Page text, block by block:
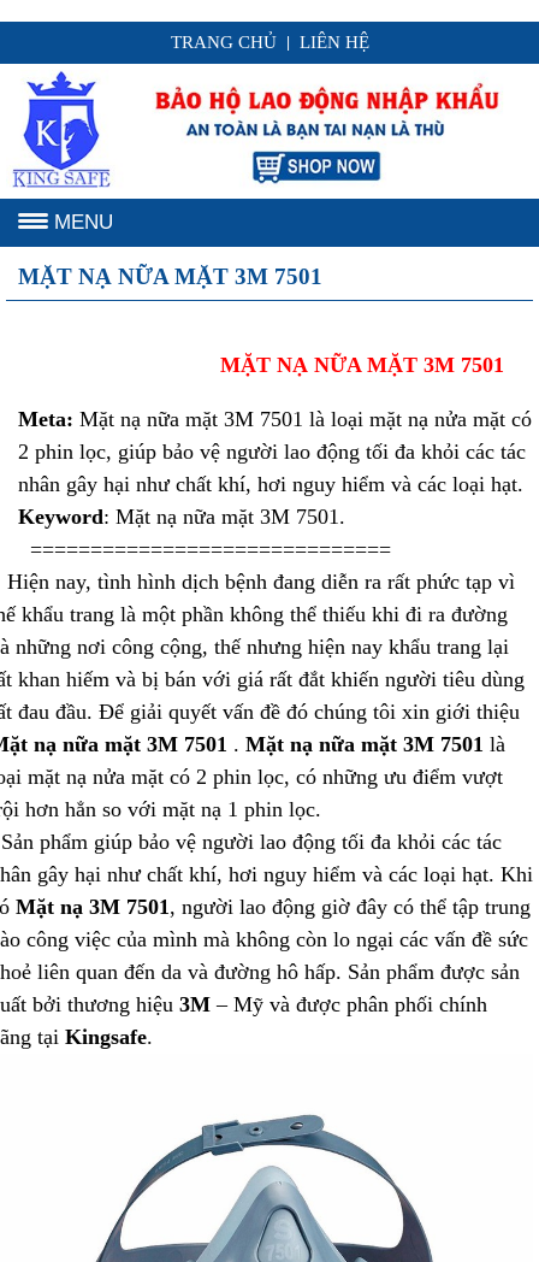
TRANG CHỦ LIÊN HỆ
MENU
MẶT NẠ NỮA MẶT 3M 7501
MẶT NẠ NỮA MẶT 3M 7501
Meta: Mặt nạ nữa mặt 3M 7501 là loại mặt nạ nửa mặt có
2 phin lọc, giúp bảo vệ người lao động tối đa khỏi các tác
nhân gây hại như chất khí, hơi nguy hiểm và các loại hạt.
Keyword: Mặt nạ nữa mặt 3M 7501.
==============================
nay, tình hình dịch bệnh đang diễn ra rất phức tạp vì
khẩu trang là một phần không thể thiếu khi đi ra đường
những nơi công cộng, thế nhưng hiện nay khẩu trang lại
khan hiếm và bị bán với giá rất đắt khiến người tiêu dùng
đau đầu. Để giải quyết vấn đề đó chúng tôi xin giới thiệu
nạ nữa mặt 3M 7501 . Mặt nạ nữa mặt 3M 7501 là
mặt nạ nửa mặt có 2 phin lọc, có những ưu điểm vượt
hơn hẳn so với mặt nạ 1 phin lọc.
phẩm giúp bảo vệ người lao động tối đa khỏi các tác
gây hại như chất khí, hơi nguy hiểm và các loại hạt. Khi
Mặt nạ 3M 7501 , người lao động giờ đây có thể tập trung
công việc của mình mà không còn lo ngại các vấn đề sức
liên quan đến da và đường hô hấp. Sản phẩm được sản
bởi thương hiệu 3M – Mỹ và được phân phối chính
tại Kingsafe.